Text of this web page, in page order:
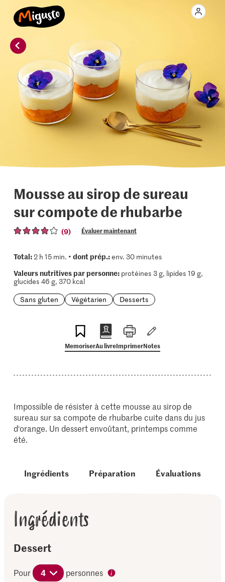
Mousse au sirop de sureau
sur compote de rhubarbe
(9) Évaluer maintenant
Total:2 h 15 min. • dont prép.:env. 30 minutes
Valeurs nutritives par personne:protéines 3 g, lipides 19 g,
glucides 46 g, 370 kcal
Sans gluten
Végétarien Desserts
MemoriserAu livreImprimerNotes
Impossible de résister à cette mousse au sirop de
sureau sur sa compote de rhubarbe cuite dans du jus
d‘orange. Un dessert envoûtant, printemps comme
été.
Ingrédients Préparation Évaluations
Ingrédients
Dessert
Pour 4
personnes